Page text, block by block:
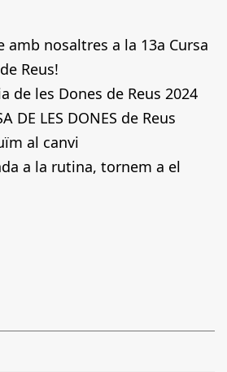
amb nosaltres a la 13a Cursa
Reus!
de les Dones de Reus 2024
DE LES DONES de Reus
al canvi
a la rutina, tornem a el